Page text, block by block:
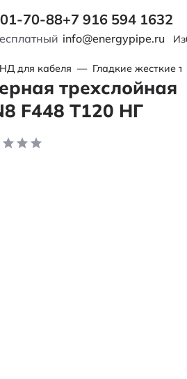
70-88+7 916 594 1632
info@energypipe.ru
для кабеля — Гладкие жесткие
трехслойная
F448 Т120 НГ